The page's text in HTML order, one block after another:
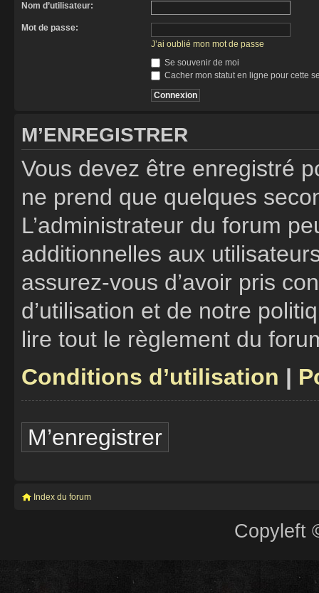
Nom d’utilisateur:
Mot de passe:
J’ai oublié mon mot de passe
Se souvenir de moi
Cacher mon statut en ligne pour cette
M’ENREGISTRER
Vous devez être enregistré
ne prend que quelques
L’administrateur du forum
additionnelles aux
assurez-vous d’avoir pris
d’utilisation et de notre
lire tout le règlement du
Conditions d’utilisation |
M’enregistrer
Index du forum
Copyleft